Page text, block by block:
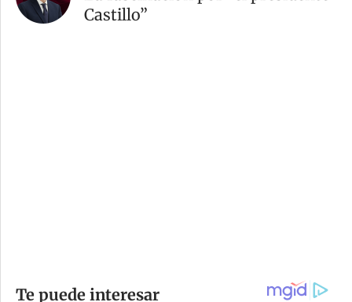
Castillo”